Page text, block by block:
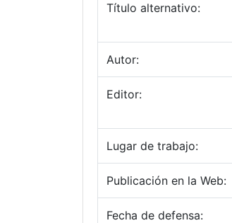
Título alternativo:
Autor:
Editor:
Lugar de trabajo:
Publicación en la Web:
Fecha de defensa: